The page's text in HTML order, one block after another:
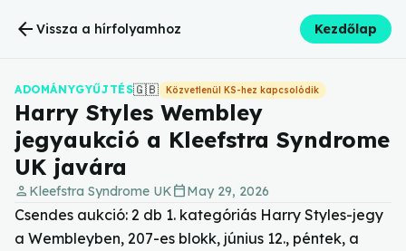
arrow_back Vissza a hírfolyamhoz Kezdőlap
ADOMÁNYGYŰJTÉS🇬🇧 Közvetlenül KS-hez kapcsolódik
Harry Styles Wembley
jegyaukció a Kleefstra Syndrome
UK javára
person Kleefstra Syndrome UKcalendar_todayMay 29, 2026
Csendes aukció: 2 db 1. kategóriás Harry Styles-jegy
a Wembleyben, 207-es blokk, június 12., péntek, a